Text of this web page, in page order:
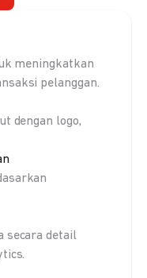
meningkatkan
pelanggan.
dengan logo,
secara detail